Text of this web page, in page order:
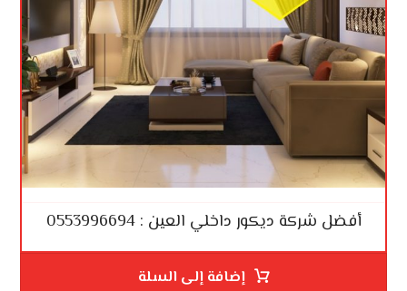
أفضل شركة ديكور داخلي العين : 0553996694
إضافة إلى السلة